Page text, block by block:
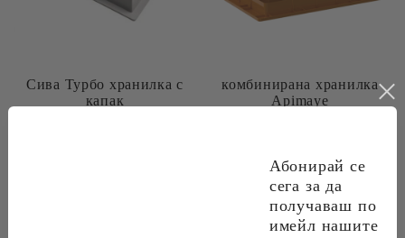
Сива Турбо хранилка с
капак
комбинирана хранилка
Apimaye
Абонирай се
сега за да
получаваш по
имейл нашите